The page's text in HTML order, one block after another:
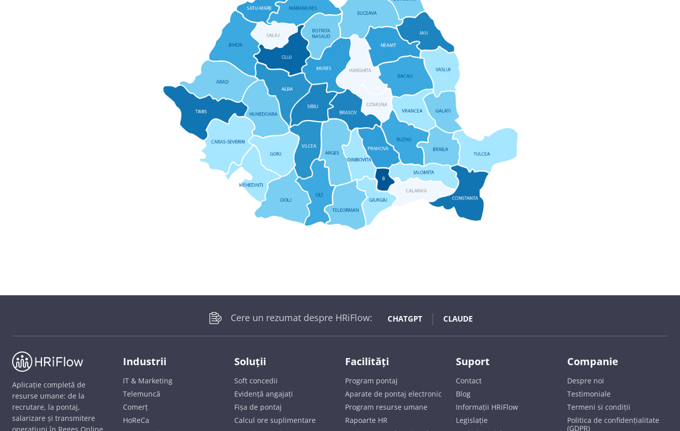
Cere un rezumat despre HRiFlow: CHATGPT CLAUDE
Aplicație completă de
resurse umane: de la
recrutare, la pontaj,
salarizare și transmitere
Industrii
IT & Marketing
Telemuncă
Comerț
HoReCa
Soluții
Soft concedii
Evidență angajați
Fișa de pontaj
Calcul ore suplimentare
Facilități
Program pontaj
Aparate de pontaj electronic
Program resurse umane
Rapoarte HR
Suport
Contact
Blog
Informații HRiFlow
Legislație
Companie
Despre noi
Testimoniale
Termeni si condiții
Politica de confidențialitate
(GDPR)